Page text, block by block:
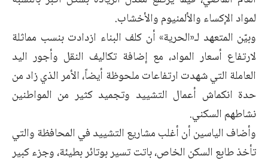
لمواد الإكساء والألمنيوم والأخشاب.
وبيّن المتعهد لـ«الحرية» أن كلف البناء ازدادت بنسب مماثلة
لارتفاع أسعار المواد، مع إضافة تكاليف النقل وأجور اليد
العاملة التي شهدت ارتفاعات ملحوظة أيضاً، الأمر الذي زاد من
حدة انكماش أعمال التشييد وتجميد كثير من المواطنين
نشاطهم السكني.
وأضاف الياسين أن أغلب مشاريع التشييد في المحافظة والتي
تأخذ طابع السكن الخاص، باتت تسير بوتائر بطيئة، وجزء كبير